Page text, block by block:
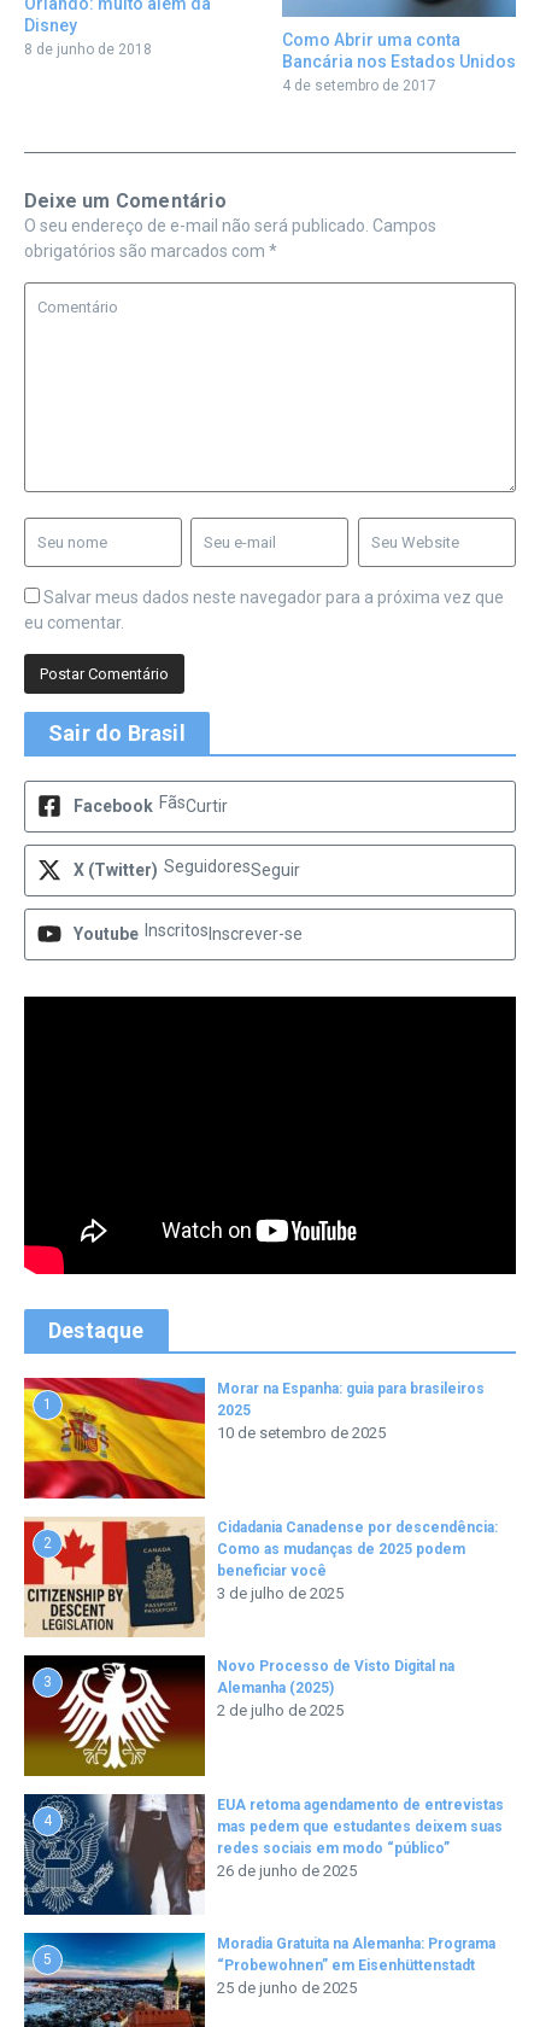
Disney
8 de junho de 2018
Como Abrir uma conta
Bancária nos Estados Unidos
4 de setembro de 2017
Deixe um Comentário
O seu endereço de e-mail não será publicado. Campos
obrigatórios são marcados com *
Salvar meus dados neste navegador para a próxima vez que
eu comentar.
Sair do Brasil
Facebook FãsCurtir
X (Twitter) SeguidoresSeguir
Youtube Inscritos Inscrever-se
Destaque
1
Morar na Espanha: guia para brasileiros
2025
10 de setembro de 2025
2
Cidadania Canadense por descendência:
Como as mudanças de 2025 podem
beneficiar você
3 de julho de 2025
3
Novo Processo de Visto Digital na
Alemanha (2025)
2 de julho de 2025
4
EUA retoma agendamento de entrevistas
mas pedem que estudantes deixem suas
redes sociais em modo “público”
26 de junho de 2025
5
Moradia Gratuita na Alemanha: Programa
“Probewohnen” em Eisenhüttenstadt
25 de junho de 2025